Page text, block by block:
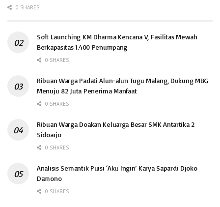
0 SHARES
Soft Launching KM Dharma Kencana V, Fasilitas Mewah
Berkapasitas 1.400 Penumpang
0 SHARES
Ribuan Warga Padati Alun-alun Tugu Malang, Dukung MBG
Menuju 82 Juta Penerima Manfaat
0 SHARES
Ribuan Warga Doakan Keluarga Besar SMK Antartika 2
Sidoarjo
0 SHARES
Analisis Semantik Puisi ‘Aku Ingin’ Karya Sapardi Djoko
Damono
0 SHARES